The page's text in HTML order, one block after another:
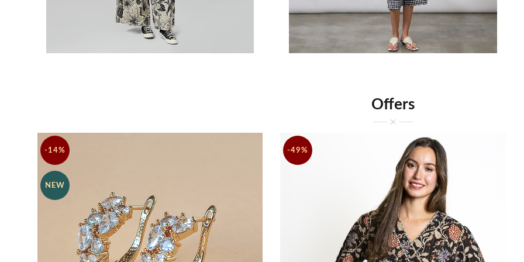
Offers
-14%
NEW
-49%